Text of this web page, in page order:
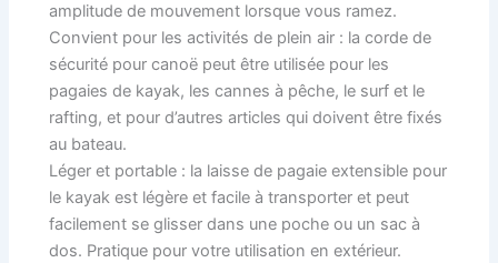
amplitude de mouvement lorsque vous ramez.
Convient pour les activités de plein air : la corde de
sécurité pour canoë peut être utilisée pour les
pagaies de kayak, les cannes à pêche, le surf et le
rafting, et pour d’autres articles qui doivent être fixés
au bateau.
Léger et portable : la laisse de pagaie extensible pour
le kayak est légère et facile à transporter et peut
facilement se glisser dans une poche ou un sac à
dos. Pratique pour votre utilisation en extérieur.